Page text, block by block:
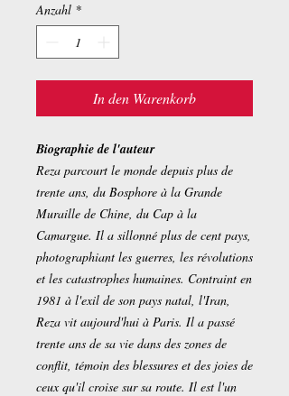
Anzahl *
In den Warenkorb
Biographie de l'auteur
Reza parcourt le monde depuis plus de
trente ans, du Bosphore à la Grande
Muraille de Chine, du Cap à la
Camargue. Il a sillonné plus de cent pays,
photographiant les guerres, les révolutions
et les catastrophes humaines. Contraint en
1981 à l'exil de son pays natal, l'Iran,
Reza vit aujourd'hui à Paris. Il a passé
trente ans de sa vie dans des zones de
conflit, témoin des blessures et des joies de
ceux qu'il croise sur sa route. Il est l'un